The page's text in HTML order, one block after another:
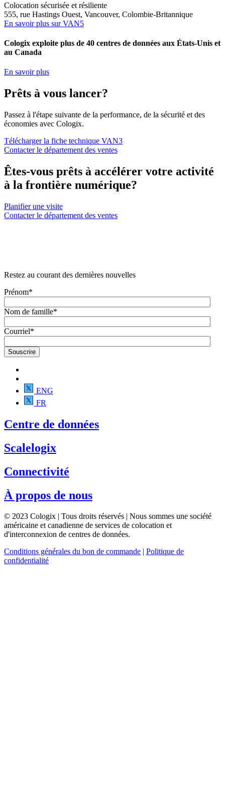
Colocation sécurisée et résiliente
555, rue Hastings Ouest, Vancouver, Colombie-Britannique
En savoir plus sur VAN5
Cologix exploite plus de 40 centres de données aux États-Unis et
au Canada
En savoir plus
Prêts à vous lancer?
Passez à l'étape suivante de la performance, de la sécurité et des
économies avec Cologix.
Télécharger la fiche technique VAN3
Contacter le département des ventes
Êtes-vous prêts à accélérer votre activité
à la frontière numérique?
Planifier une visite
Contacter le département des ventes
Restez au courant des dernières nouvelles
Prénom*
Nom de famille*
Courriel*
ENG
FR
Centre de données
Scalelogix
Connectivité
À propos de nous
© 2023 Cologix | Tous droits réservés | Nous sommes une société
américaine et canadienne de services de colocation et
d'interconnexion de centres de données.
Conditions générales du bon de commande | Politique de
confidentialité